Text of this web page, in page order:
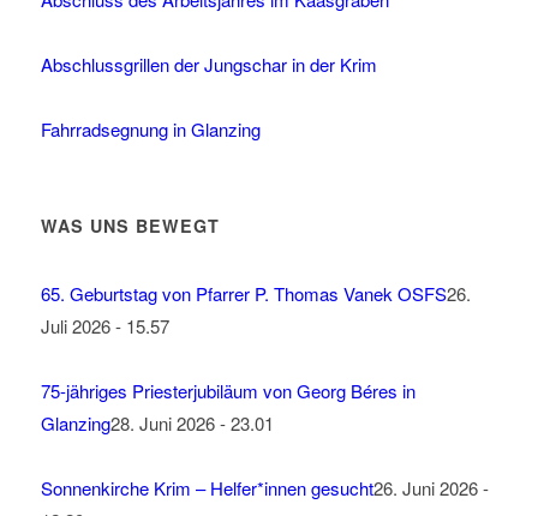
Abschlussgrillen der Jungschar in der Krim
Fahrradsegnung in Glanzing
WAS UNS BEWEGT
65. Geburtstag von Pfarrer P. Thomas Vanek OSFS26.
Juli 2026 - 15.57
75-jähriges Priesterjubiläum von Georg Béres in
Glanzing28. Juni 2026 - 23.01
Sonnenkirche Krim – Helfer*innen gesucht26. Juni 2026 -